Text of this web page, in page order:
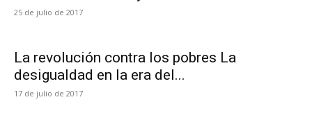
25 de julio de 2017
La revolución contra los pobres La
desigualdad en la era del...
17 de julio de 2017